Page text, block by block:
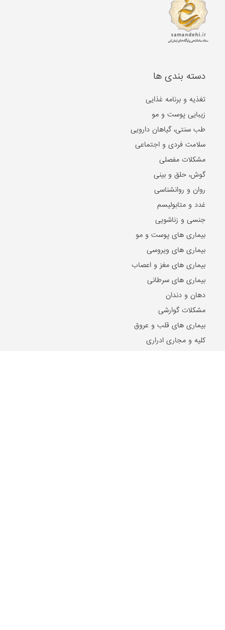
دسته بندی ها
تغذیه و برنامه غذایی
زیبایی پوست و مو
طب سنتی، گیاهان دارویی
سلامت فردی و اجتماعی
مشکلات مفصلی
گوش، حلق و بینی
روان و روانشناسی
غدد و متابولیسم
جنسی و زناشویی
بیماری های پوست و مو
بیماری های ویروسی
بیماری های مغز و اعصاب
بیماری های سرطانی
دهان و دندان
مشکلات گوارشی
بیماری های قلب و عروق
کلیه و مجاری ادراری